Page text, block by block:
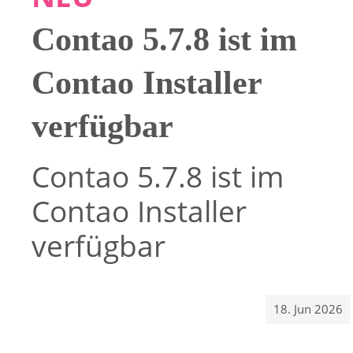
Contao 5.7.8 ist im
Contao Installer
verfügbar
Contao 5.7.8 ist im
Contao Installer
verfügbar
18. Jun 2026